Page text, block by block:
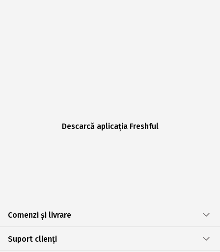
Descarcă aplicația Freshful
Comenzi și livrare
Suport clienți